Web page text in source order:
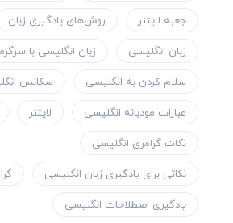
جعبه لایتنر
روش‌های یادگیری زبان
زبان انگلیسی
زبان انگلیسی با
سلام کردن به انگلیسی
سکانس
عبارات مودبانه انگلیسی
لایتنر
نکات گرامری انگلیسی
نکاتی برای یادگیری زبان انگلیسی
یادگیری اصطلاحات انگلیسی